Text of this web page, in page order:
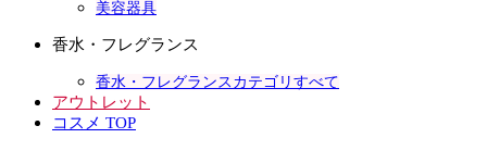
美容器具
香水・フレグランス
香水・フレグランスカテゴリすべて
アウトレット
コスメ TOP